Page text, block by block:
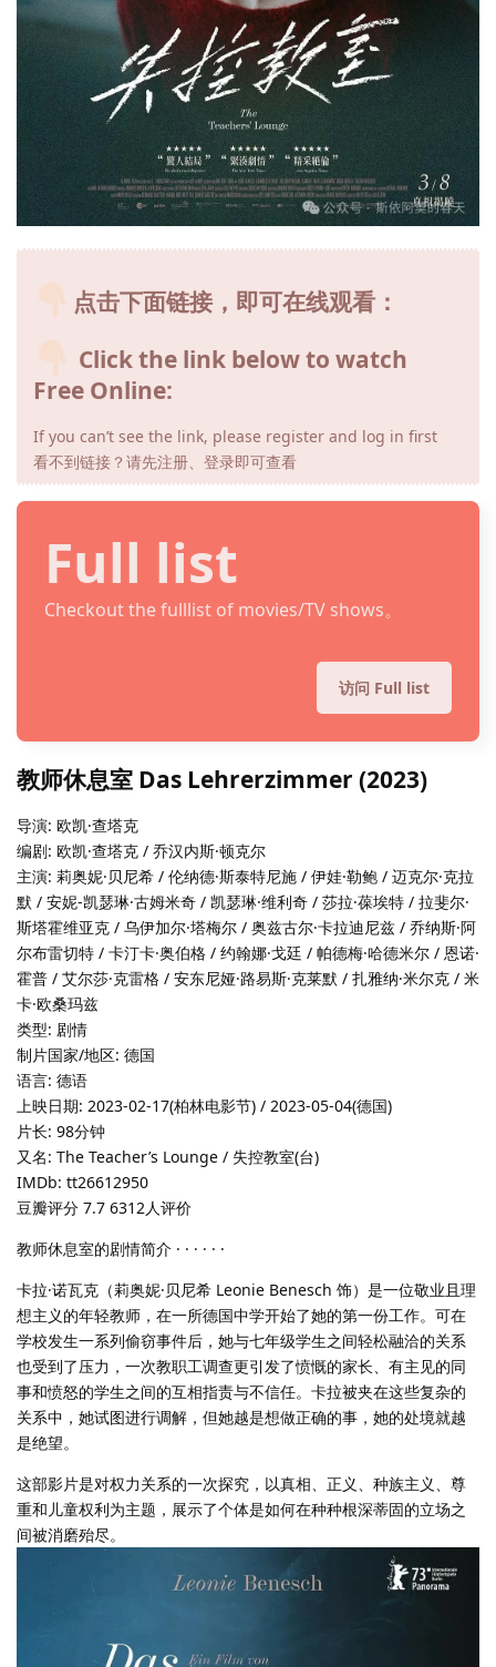
点击下面链接，即可在线观看：
Click the link below to watch
Free Online:
If you can’t see the link, please register and log in first
看不到链接？请先注册、登录即可查看
Full list
Checkout the fulllist of movies/TV shows。
访问 Full list
教师休息室 Das Lehrerzimmer (2023)
导演: 欧凯·查塔克
编剧: 欧凯·查塔克 / 乔汉内斯·顿克尔
主演: 莉奥妮·贝尼希 / 伦纳德·斯泰特尼施 / 伊娃·勒鲍 / 迈克尔·克拉
默 / 安妮-凯瑟琳·古姆米奇 / 凯瑟琳·维利奇 / 莎拉·葆埃特 / 拉斐尔·
斯塔霍维亚克 / 乌伊加尔·塔梅尔 / 奥兹古尔·卡拉迪尼兹 / 乔纳斯·阿
尔布雷切特 / 卡汀卡·奥伯格 / 约翰娜·戈廷 / 帕德梅·哈德米尔 / 恩诺·
霍普 / 艾尔莎·克雷格 / 安东尼娅·路易斯·克莱默 / 扎雅纳·米尔克 / 米
卡·欧桑玛兹
类型: 剧情
制片国家/地区: 德国
语言: 德语
上映日期: 2023-02-17(柏林电影节) / 2023-05-04(德国)
片长: 98分钟
又名: The Teacher’s Lounge / 失控教室(台)
IMDb: tt26612950
豆瓣评分 7.7 6312人评价
教师休息室的剧情简介 · · · · · ·
卡拉·诺瓦克（莉奥妮·贝尼希 Leonie Benesch 饰）是一位敬业且理
想主义的年轻教师，在一所德国中学开始了她的第一份工作。可在
学校发生一系列偷窃事件后，她与七年级学生之间轻松融洽的关系
也受到了压力，一次教职工调查更引发了愤慨的家长、有主见的同
事和愤怒的学生之间的互相指责与不信任。卡拉被夹在这些复杂的
关系中，她试图进行调解，但她越是想做正确的事，她的处境就越
是绝望。
这部影片是对权力关系的一次探究，以真相、正义、种族主义、尊
重和儿童权利为主题，展示了个体是如何在种种根深蒂固的立场之
间被消磨殆尽。